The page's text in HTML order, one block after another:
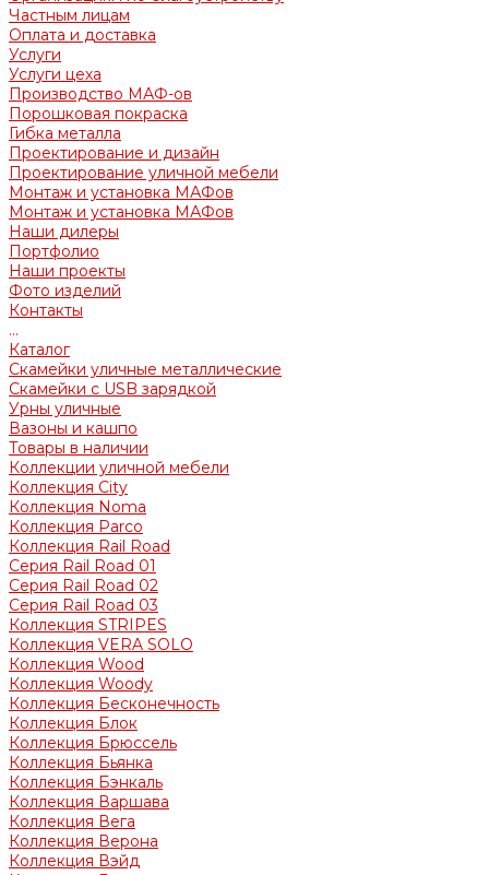
Частным лицам
Оплата и доставка
Услуги
Услуги цеха
Производство МАФ-ов
Порошковая покраска
Гибка металла
Проектирование и дизайн
Проектирование уличной мебели
Монтаж и установка МАФов
Монтаж и установка МАФов
Наши дилеры
Портфолио
Наши проекты
Фото изделий
Контакты
...
Каталог
Скамейки уличные металлические
Скамейки с USB зарядкой
Урны уличные
Вазоны и кашпо
Товары в наличии
Коллекции уличной мебели
Коллекция City
Коллекция Noma
Коллекция Parco
Коллекция Rail Road
Серия Rail Road 01
Серия Rail Road 02
Серия Rail Road 03
Коллекция STRIPES
Коллекция VERA SOLO
Коллекция Wood
Коллекция Woody
Коллекция Бесконечность
Коллекция Блок
Коллекция Брюссель
Коллекция Бьянка
Коллекция Бэнкаль
Коллекция Варшава
Коллекция Вега
Коллекция Верона
Коллекция Вэйд